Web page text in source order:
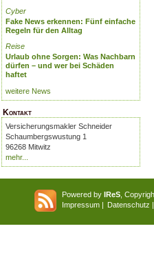
Cyber
Fake News erkennen: Fünf einfache
Regeln für den Alltag
Reise
Urlaub ohne Sorgen: Was Nachbarn
dürfen – und wer bei Schäden
haftet
weitere News
Kontakt
Versicherungsmakler Schneider
Schaumbergswustung 1
96268 Mitwitz
mehr...
Powered by IReS ,
Impressum | Datenschutz |